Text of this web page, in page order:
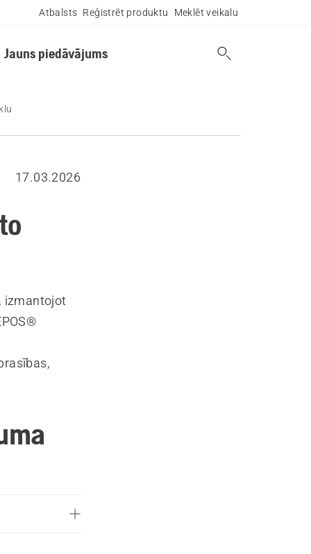
Atbalsts Reģistrēt produktu Meklēt veikalu
Jauns piedāvājums
17.03.2026
izmantojot